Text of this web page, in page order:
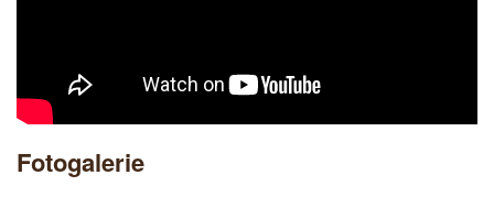
Fotogalerie